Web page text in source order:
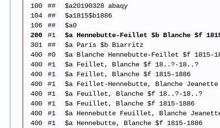
100
##
$a20190328 abaqy
104
##
$a1815$b1886
106
##
$a0
200
#1
$a Hennebutte-Feillet $b Blanche $f
301
##
$a París $b Biarritz
400
#0
$a Blanche Hennebutte-Feillet $f 1815-
400
#1
$a Feillet, Blanche $f 18..?-18..?
400
#1
$a Feillet, Blanche $f 1815-1886
400
#1
$a Feillet-Hennebutte, Blanche Jeanette
400
#1
$a Feuillet, Blanche $f 18..?-18..?
400
#1
$a Feuillet, Blanche $f 1815-1886
400
#1
$a Hennebutte Feuillet, Blanche
400
#1
$a Hennebutte, Blanche $f 1815-1886